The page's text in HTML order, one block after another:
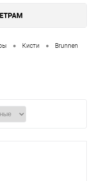
• Кисти • Brunnen